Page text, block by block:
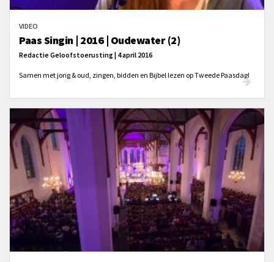
VIDEO
Paas Singin | 2016 | Oudewater (2)
Redactie Geloofstoerusting | 4 april 2016
Samen met jong & oud, zingen, bidden en Bijbel lezen op Tweede Paasdag!